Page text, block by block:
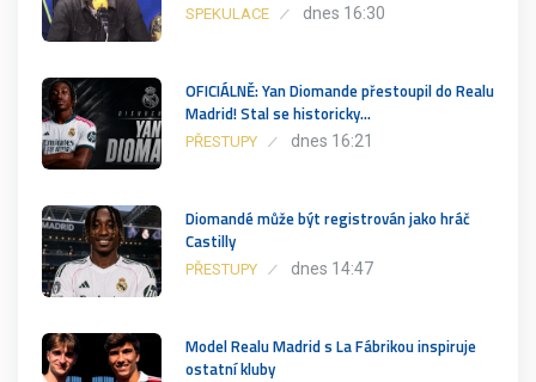
SPEKULACE dnes 16:30
OFICIÁLNĚ: Yan Diomande přestoupil do Realu
Madrid! Stal se historicky…
PŘESTUPY dnes 16:21
Diomandé může být registrován jako hráč
Castilly
PŘESTUPY dnes 14:47
Model Realu Madrid s La Fábrikou inspiruje
ostatní kluby